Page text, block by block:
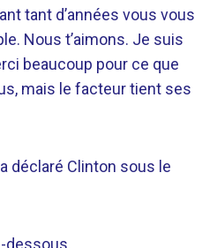
tant d’années vous vous
Nous t’aimons. Je suis
beaucoup pour ce que
mais le facteur tient ses
déclaré Clinton sous le
dessous.